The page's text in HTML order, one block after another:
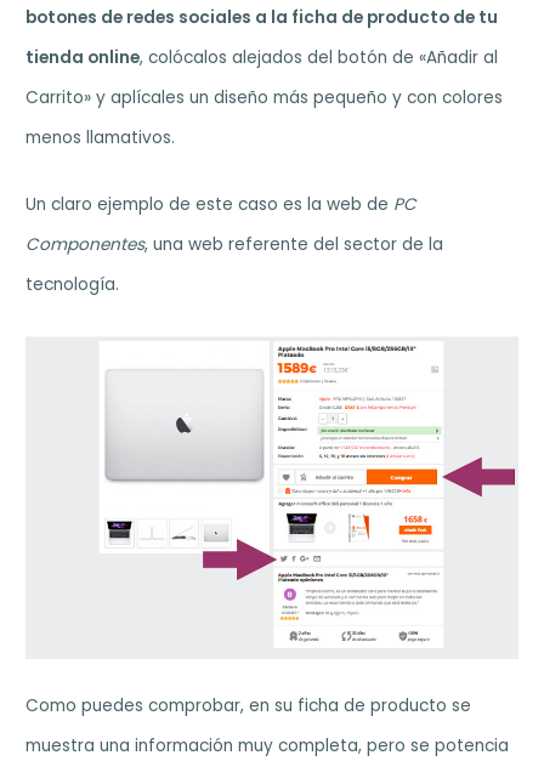
botones de redes sociales a la ficha de producto de tu
tienda online, colócalos alejados del botón de «Añadir al
Carrito» y aplícales un diseño más pequeño y con colores
menos llamativos.
Un claro ejemplo de este caso es la web de PC
Componentes, una web referente del sector de la
tecnología.
Como puedes comprobar, en su ficha de producto se
muestra una información muy completa, pero se potencia